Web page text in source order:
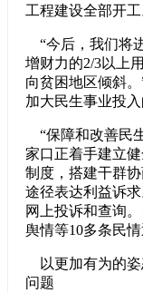
工程建设全部开工
“今后，我们将
增财力的2/3以上
向贫困地区倾斜
加大民生事业投
“保障和改善民
家口正着手建立
制度，搭建干群
途径表达利益诉
网上投诉和查询
舆情等10多条民
以更加有为的姿
问题